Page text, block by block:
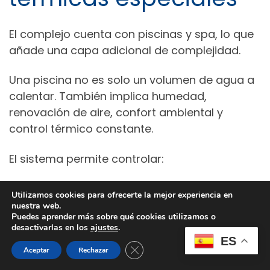
El complejo cuenta con piscinas y spa, lo que
añade una capa adicional de complejidad.
Una piscina no es solo un volumen de agua a
calentar. También implica humedad,
renovación de aire, confort ambiental y
control térmico constante.
El sistema permite controlar:
temperatura del vaso;
humedad ambiente;
renovación de aire;
necesidades térmicas del spa;
ES
Utilizamos cookies para ofrecerte la mejor experiencia en
nuestra web.
Puedes aprender más sobre qué cookies utilizamos o
desactivarlas en los ajustes.
Aceptar Rechazar Cerrar el banner de cookies RGPD